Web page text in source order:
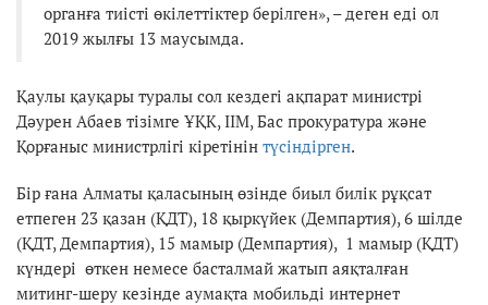
органға тиісті өкілеттіктер берілген», – деген еді ол
2019 жылғы 13 маусымда.
Қаулы қауқары туралы сол кездегі ақпарат министрі
Дәурен Абаев тізімге ҰҚК, ІІМ, Бас прокуратура және
Қорғаныс министрлігі кіретінін түсіндірген.
Бір ғана Алматы қаласының өзінде биыл билік рұқсат
етпеген 23 қазан (ҚДТ), 18 қыркүйек (Демпартия), 6 шілде
(ҚДТ, Демпартия), 15 мамыр (Демпартия), 1 мамыр (ҚДТ)
күндері өткен немесе басталмай жатып аяқталған
митинг-шеру кезінде аумақта мобильді интернет